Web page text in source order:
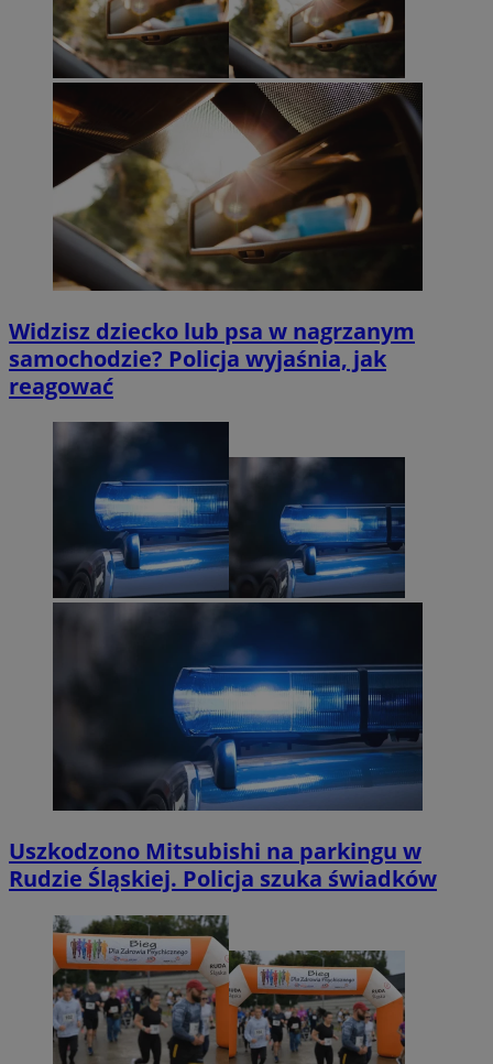
Widzisz dziecko lub psa w nagrzanym
samochodzie? Policja wyjaśnia, jak
reagować
Uszkodzono Mitsubishi na parkingu w
Rudzie Śląskiej. Policja szuka świadków